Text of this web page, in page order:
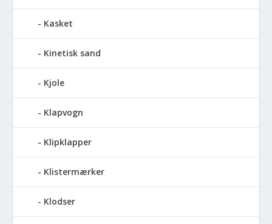
Kasket
Kinetisk sand
Kjole
Klapvogn
Klipklapper
Klistermærker
Klodser